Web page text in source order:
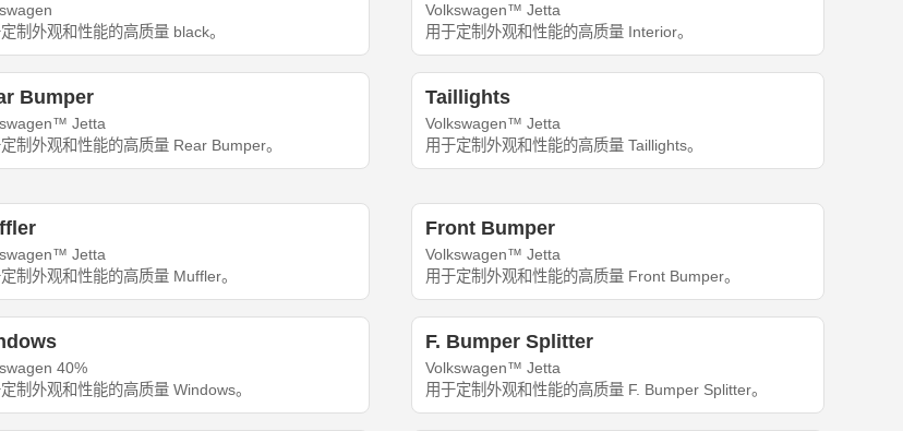
制外观和性能的高质量 black。
Volkswagen™ Jetta
用于定制外观和性能的高质量 Interior。
Bumper
Jetta
制外观和性能的高质量 Rear Bumper。
Taillights
Volkswagen™ Jetta
用于定制外观和性能的高质量 Taillights。
Jetta
制外观和性能的高质量 Muffler。
Front Bumper
Volkswagen™ Jetta
用于定制外观和性能的高质量 Front Bumper。
40%
制外观和性能的高质量 Windows。
F. Bumper Splitter
Volkswagen™ Jetta
用于定制外观和性能的高质量 F. Bumper Splitter。